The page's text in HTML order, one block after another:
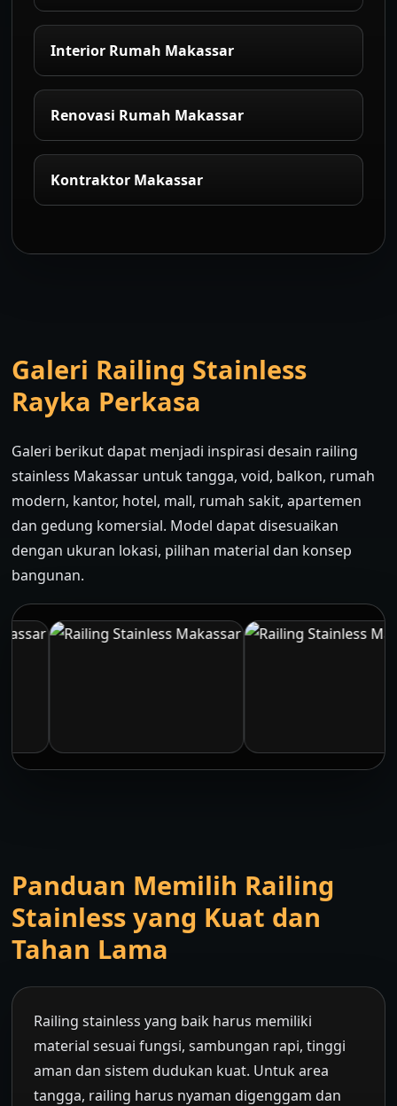
Interior Rumah Makassar
Renovasi Rumah Makassar
Kontraktor Makassar
Galeri Railing Stainless
Rayka Perkasa
Galeri berikut dapat menjadi inspirasi desain railing
stainless Makassar untuk tangga, void, balkon, rumah
modern, kantor, hotel, mall, rumah sakit, apartemen
dan gedung komersial. Model dapat disesuaikan
dengan ukuran lokasi, pilihan material dan konsep
bangunan.
Panduan Memilih Railing
Stainless yang Kuat dan
Tahan Lama
Railing stainless yang baik harus memiliki
material sesuai fungsi, sambungan rapi, tinggi
aman dan sistem dudukan kuat. Untuk area
tangga, railing harus nyaman digenggam dan